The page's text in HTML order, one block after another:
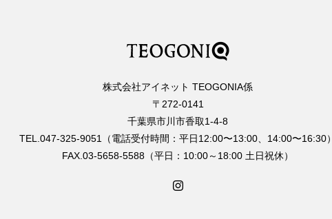
株式会社アイネット TEOGONIA係
〒272-0141
千葉県市川市香取1-4-8
TEL.047-325-9051（電話受付時間：平日12:00〜13:00、14:00〜16:30）
FAX.03-5658-5588（平日：10:00～18:00 土日祝休）